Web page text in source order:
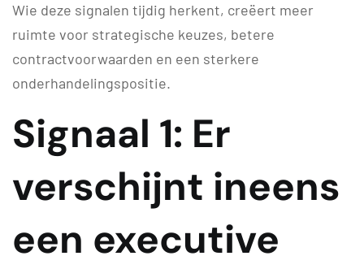
Wie deze signalen tijdig herkent, creëert meer
ruimte voor strategische keuzes, betere
contractvoorwaarden en een sterkere
onderhandelingspositie.
Signaal 1: Er
verschijnt ineens
een executive